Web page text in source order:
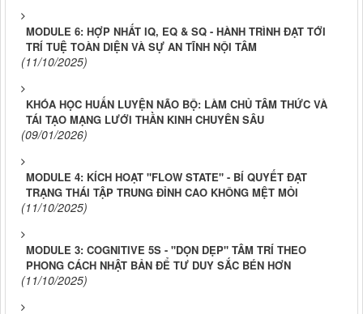
MODULE 6: HỢP NHẤT IQ, EQ & SQ - HÀNH TRÌNH ĐẠT TỚI
TRÍ TUỆ TOÀN DIỆN VÀ SỰ AN TĨNH NỘI TÂM
(11/10/2025)
KHÓA HỌC HUẤN LUYỆN NÃO BỘ: LÀM CHỦ TÂM THỨC VÀ
TÁI TẠO MẠNG LƯỚI THẦN KINH CHUYÊN SÂU
(09/01/2026)
MODULE 4: KÍCH HOẠT "FLOW STATE" - BÍ QUYẾT ĐẠT
TRẠNG THÁI TẬP TRUNG ĐỈNH CAO KHÔNG MỆT MỎI
(11/10/2025)
MODULE 3: COGNITIVE 5S - "DỌN DẸP" TÂM TRÍ THEO
PHONG CÁCH NHẬT BẢN ĐỂ TƯ DUY SẮC BÉN HƠN
(11/10/2025)